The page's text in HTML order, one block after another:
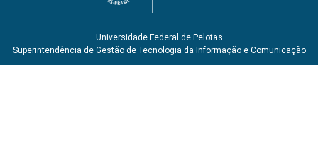
Universidade Federal de Pelotas
Superintendência de Gestão de Tecnologia da Informação e Comunicação